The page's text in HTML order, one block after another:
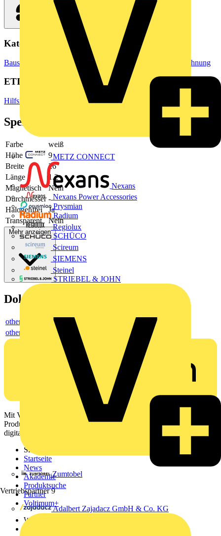
METZ CONNECT
Nexans
Nexans Power Accessories
Prysmian
Radium
Regiolux
SCHÜCO
Scireum
SIEMENS
Steinel
STRIEBEL & JOHN
Zumtobel
Vertriebspartner 9
Adalbert Zajadacz GmbH & Co. KG
Kategorien
Baustoffe & VerbrauchsmaterialienMarkierung & Kennzeichnung
ETIM Group
Hilfsmaterial
Spezifikationen
Farbe
weiß
Höhe
9
Breite
26
Länge
1.2
Magnetisch
Nein
Durchmesser -
Halogenfrei
Ja
Transparent
Nein
Mehr anzeigen
Dokumente
others
others
Mit Voltimum erhalten Elektrofachkräfte Zugang zu Branchennews,
Produktinformationen, Schulungen und Tools – alles auf einer
digitalen Plattform und Community.
Sitemap
Startseite
News
Akademie
Produktsuche
Partner
Voltimum+
Weitere Links